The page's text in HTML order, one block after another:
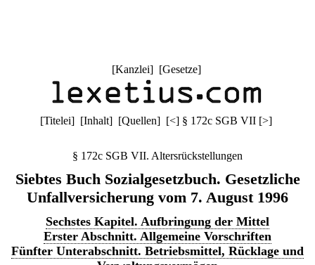
[Kanzlei] [Gesetze]
[Titelei] [Inhalt] [Quellen] [<] § 172c SGB VII [>]
§ 172c SGB VII. Altersrückstellungen
Siebtes Buch Sozialgesetzbuch. Gesetzliche
Unfallversicherung vom 7. August 1996
Sechstes Kapitel. Aufbringung der Mittel
Erster Abschnitt. Allgemeine Vorschriften
Fünfter Unterabschnitt. Betriebsmittel, Rücklage und